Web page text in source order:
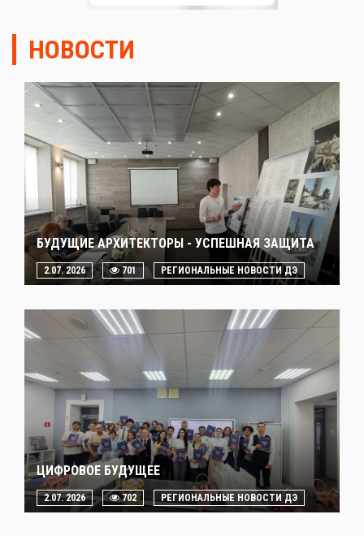
НОВОСТИ
БУДУЩИЕ АРХИТЕКТОРЫ - УСПЕШНАЯ ЗАЩИТА
2.07. 2026 701 РЕГИОНАЛЬНЫЕ НОВОСТИ ДЭ
ЦИФРОВОЕ БУДУЩЕЕ
2.07. 2026 702 РЕГИОНАЛЬНЫЕ НОВОСТИ ДЭ